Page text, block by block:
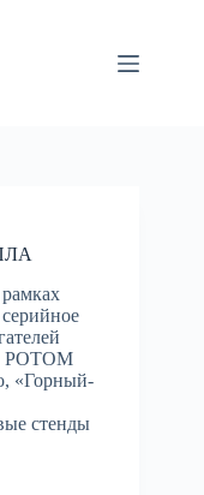
РОТОМ
«Горный-
стенды